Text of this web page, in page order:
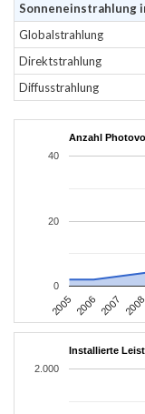
Sonneneinstrahlung
Globalstrahlung
Direktstrahlung
Diffusstrahlung
Anzahl
2005 2006 2007 2008
0
20
40
Installierte
2.000